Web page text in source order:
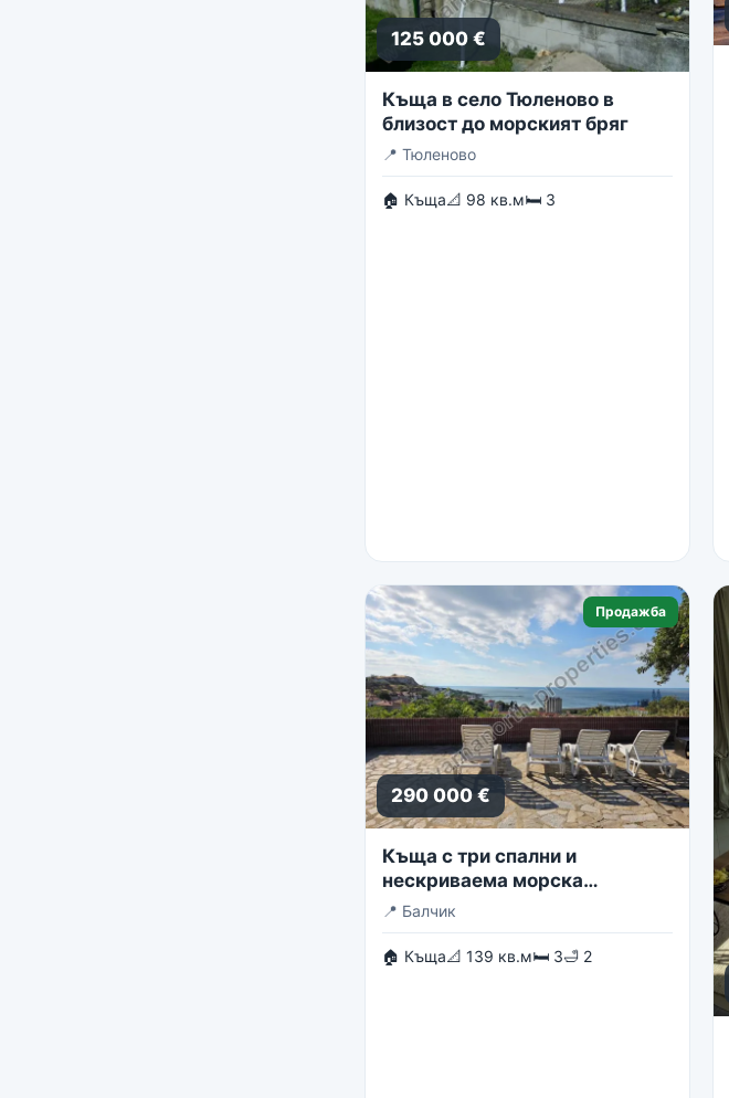
125 000 €
Къща в село Тюленово в
близост до морският бряг
📍 Тюленово
🏠 Къща📐 98 кв.м🛏 3
Продажба
290 000 €
Къща с три спални и
нескриваема морска
панорама
📍 Балчик
🏠 Къща📐 139 кв.м🛏 3🛁 2